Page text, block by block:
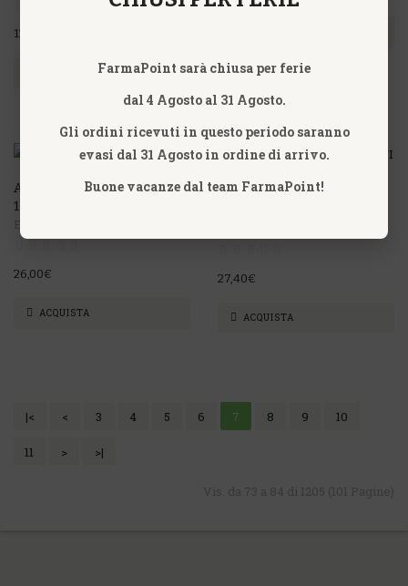
12,90€
ALOE PURO SUCCO E POLPA
1LT
26,00€
ACQUISTA
ALUMINA 10MK FIALE OTI
27,40€
ACQUISTA
|< < 3 4 5 6 7 8 9 10
11 > >|
FarmaPoint sarà chiusa per ferie
dal 4 Agosto al 31 Agosto.
Gli ordini ricevuti in questo periodo saranno
evasi dal 31 Agosto in ordine di arrivo.
Buone vacanze dal team FarmaPoint!